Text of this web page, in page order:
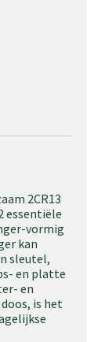
2CR13
essentiële
vormig
kan
sleutel,
en platte
en
is het